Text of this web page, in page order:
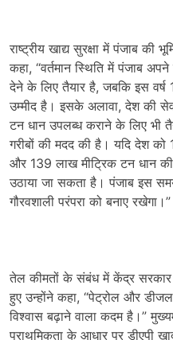
राष्ट्रीय खाद्य सुरक्षा में पंजाब
कहा, “वर्तमान स्थिति में पंजाब अपने
देने के लिए तैयार है,जबकि इस वर्ष
उम्मीद है। इसके अलावा,देश की
टन धान उपलब्ध कराने के लिए भी
गरीबों की मदद की है। यदि देश को
और 139 लाख मीट्रिक टन धान
उठाया जा सकता है। पंजाब इस
गौरवशाली परंपरा को बनाए रखेगा।”
तेल कीमतों के संबंध में केंद्र सरकार
हुए उन्होंने कहा, “पेट्रोल और
विश्वास बढ़ाने वाला कदम है।”
प्राथमिकता के आधार पर डीएपी